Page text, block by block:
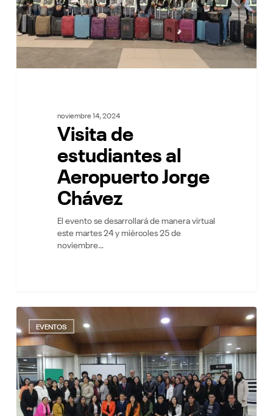
noviembre 14, 2024
Visita de
estudiantes al
Aeropuerto Jorge
Chávez
El evento se desarrollará de manera virtual
este martes 24 y miércoles 25 de
noviembre…
Iniciamos
la
2da
edición
del
Programa
Miconsultor
de
Mibanco
EVENTOS
7